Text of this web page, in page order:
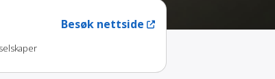
Besøk nettside